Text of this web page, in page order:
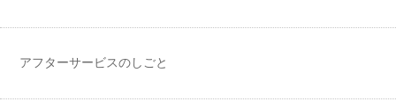
アフターサービスのしごと